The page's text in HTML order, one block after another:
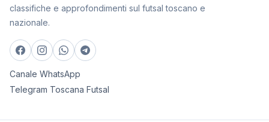
classifiche e approfondimenti sul futsal toscano e
nazionale.
Canale WhatsApp
Telegram Toscana Futsal